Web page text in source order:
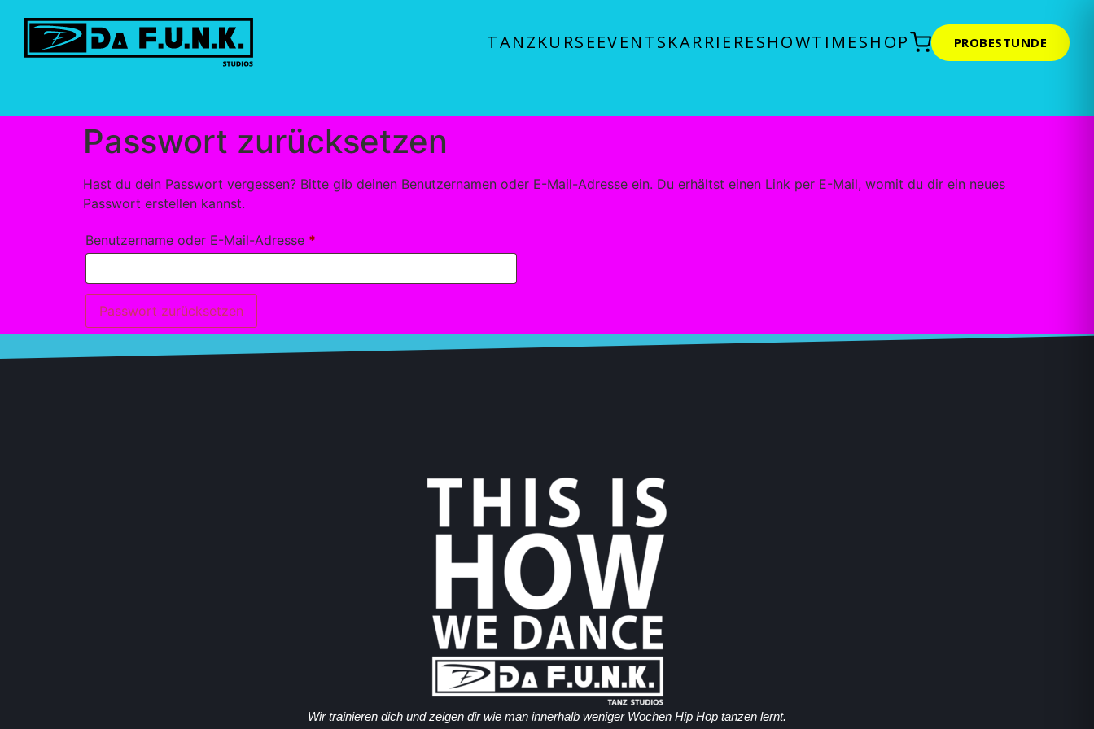
TANZKURSEEVENTSKARRIERESHOWTIMESHOP PROBESTUNDE
Passwort zurücksetzen
Hast du dein Passwort vergessen? Bitte gib deinen Benutzernamen oder E-Mail-Adresse ein. Du erhältst einen Link per E-Mail, womit du dir ein neues
Passwort erstellen kannst.
Benutzername oder E-Mail-Adresse *
Passwort zurücksetzen
Wir trainieren dich und zeigen dir wie man innerhalb weniger Wochen Hip Hop tanzen lernt.